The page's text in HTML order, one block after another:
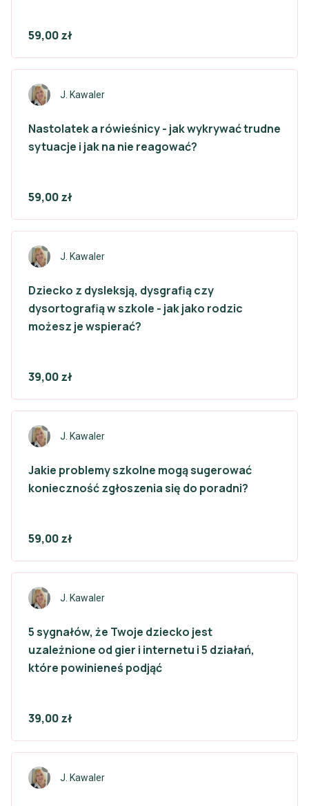
59,00 zł
J. Kawaler
Nastolatek a rówieśnicy - jak wykrywać trudne
sytuacje i jak na nie reagować?
59,00 zł
J. Kawaler
Dziecko z dysleksją, dysgrafią czy
dysortografią w szkole - jak jako rodzic
możesz je wspierać?
39,00 zł
J. Kawaler
Jakie problemy szkolne mogą sugerować
konieczność zgłoszenia się do poradni?
59,00 zł
J. Kawaler
5 sygnałów, że Twoje dziecko jest
uzależnione od gier i internetu i 5 działań,
które powinieneś podjąć
39,00 zł
J. Kawaler